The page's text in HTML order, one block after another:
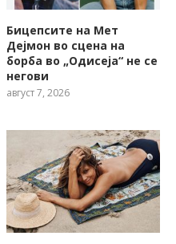
Бицепсите на Мет
Дејмон во сцена на
борба во „Одисеја“ не се
негови
август 7, 2026